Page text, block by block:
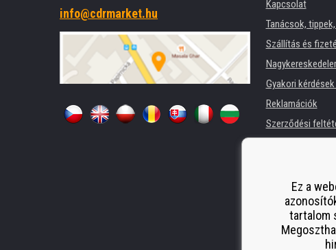
info@cdrmarket.hu
Kapcsolat
Tanácsok,
Szállítás és
Gyakori kérdések
Reklamációk
Szerződési
Nyomtatók
Pótló
Odstoupení od
Ez a
tartalom